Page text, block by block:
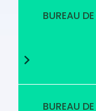
BUREAU DE
BUREAU DE